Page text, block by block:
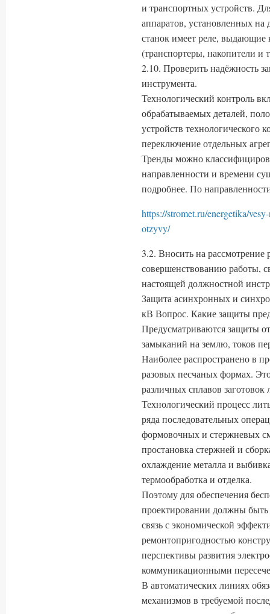
и транспортных устройств.
аппаратов, установленных
станок имеет реле, выдающие
(транспортеры, накопители и
2.10. Проверить надёжность
инструмента.
Технологический контроль
обрабатываемых деталей,
устройств технологического
переключение отдельных
Тренды можно
направленности и времени
подробнее. По
https://stromet.ru/energetika/
otzyvy/
3.2. Вносить на рассмотрение
совершенствованию работы,
настоящей должностной
Защита асинхронных и
кВ Вопрос. Какие защиты
Предусматриваются защиты
замыканий на землю, токов
Наиболее распространено в
разовых песчаных формах.
различных сплавов
Технологический процесс
ряда последовательных
формовочных и стержневых
простановка стержней и
охлаждение металла и
термообработка и отделка.
Поэтому для обеспечения
проектировании должны
связь с экономической
ремонтопригодностью
перспективы развития
коммуникационными
В автоматических линиях
механизмов в требуемой